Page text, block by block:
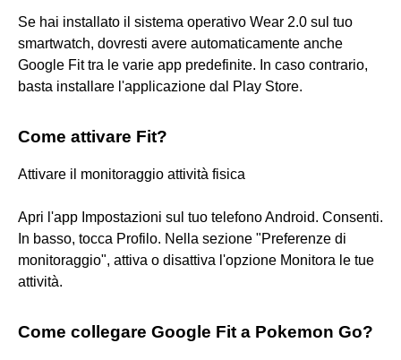
Se hai installato il sistema operativo Wear 2.0 sul tuo
smartwatch, dovresti avere automaticamente anche
Google Fit tra le varie app predefinite. In caso contrario,
basta installare l'applicazione dal Play Store.
Come attivare Fit?
Attivare il monitoraggio attività fisica
Apri l'app Impostazioni sul tuo telefono Android. Consenti.
In basso, tocca Profilo. Nella sezione "Preferenze di
monitoraggio", attiva o disattiva l'opzione Monitora le tue
attività.
Come collegare Google Fit a Pokemon Go?